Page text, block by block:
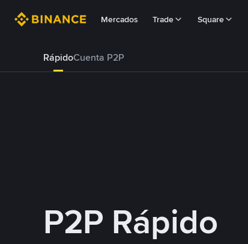
Mercados Trade Square
RápidoCuenta P2P
P2P Rápido